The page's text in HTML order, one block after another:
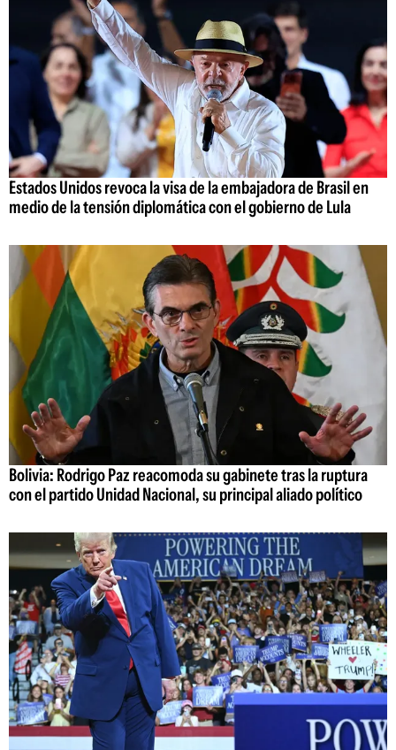
Estados Unidos revoca la visa de la embajadora de Brasil en
medio de la tensión diplomática con el gobierno de Lula
Bolivia: Rodrigo Paz reacomoda su gabinete tras la ruptura
con el partido Unidad Nacional, su principal aliado político